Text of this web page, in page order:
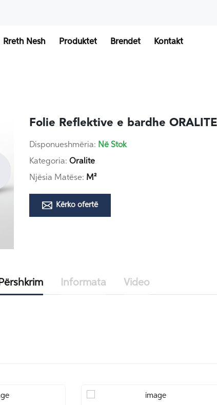
Rreth Nesh Produktet Brendet Kontakt
Folie Reflektive e bardhe
Disponueshmëria: Në Stok
Kategoria: Oralite
Njësia Matëse: M²
Kërko ofertë
Përshkrim Informata Video